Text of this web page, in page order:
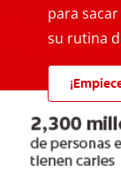
para
su rutina